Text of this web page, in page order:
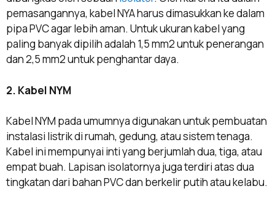
pemasangannya, kabel NYA harus dimasukkan ke dalam
pipa PVC agar lebih aman. Untuk ukuran kabel yang
paling banyak dipilih adalah 1,5 mm2 untuk penerangan
dan 2,5 mm2 untuk penghantar daya.
2. Kabel NYM
Kabel NYM pada umumnya digunakan untuk pembuatan
instalasi listrik di rumah, gedung, atau sistem tenaga.
Kabel ini mempunyai inti yang berjumlah dua, tiga, atau
empat buah. Lapisan isolatornya juga terdiri atas dua
tingkatan dari bahan PVC dan berkelir putih atau kelabu.